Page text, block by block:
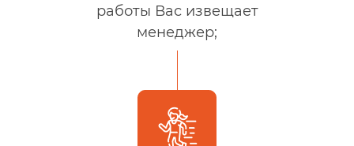
работы Вас извещает
менеджер;